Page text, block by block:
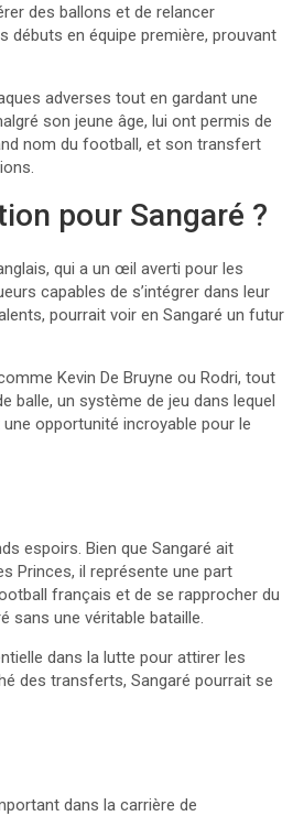
des ballons et de relancer
débuts en équipe première, prouvant
adverses tout en gardant une
son jeune âge, lui ont permis de
nom du football, et son transfert
pour Sangaré ?
qui a un œil averti pour les
capables de s’intégrer dans leur
pourrait voir en Sangaré un futur
Kevin De Bruyne ou Rodri, tout
balle, un système de jeu dans lequel
opportunité incroyable pour le
espoirs. Bien que Sangaré ait
Princes, il représente une part
français et de se rapprocher du
sans une véritable bataille.
dans la lutte pour attirer les
des transferts, Sangaré pourrait se
dans la carrière de